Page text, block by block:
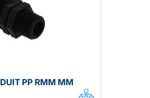
PP RMM MM